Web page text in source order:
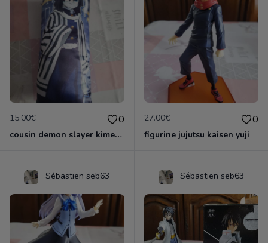
15.00€ 0
cousin demon slayer kimestsu neuf
27.00€ 0
figurine jujutsu kaisen yuji
Sébastien seb63 Sébastien seb63